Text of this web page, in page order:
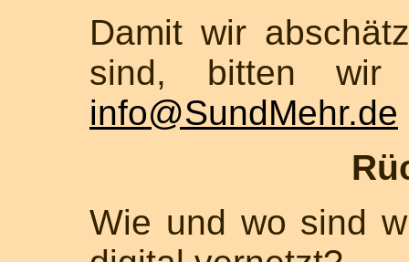
Damit wir
sind, bitten wir
info@SundMehr.de
Wie und wo sind